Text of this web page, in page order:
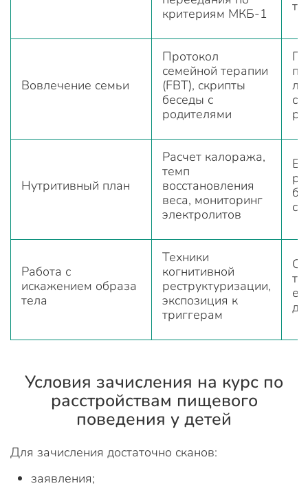
критериям МКБ-1
Вовлечение семьи
Протокол
семейной терапии
(FBT), скрипты
беседы с
родителями
Нутритивный план
Расчет калоража,
темп
восстановления
веса, мониторинг
электролитов
Работа с
искажением образа
тела
Техники
когнитивной
реструктуризации,
экспозиция к
триггерам
Условия зачисления на курс по
расстройствам пищевого
поведения у детей
Для зачисления достаточно сканов:
заявления;